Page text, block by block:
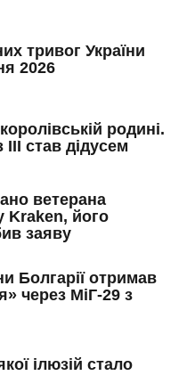
тривог України
2026
родині.
став дідусем
ветерана
Kraken, його
заяву
Болгарії отримав
через МіГ-29 з
ілюзій стало